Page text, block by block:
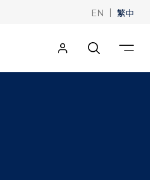
EN | 繁中